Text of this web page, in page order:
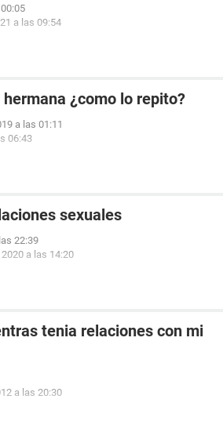
a las 09:54
¿como lo repito?
a las 01:11
06:43
sexuales
22:39
2020 a las 14:20
tenia relaciones con mi
a las 20:30